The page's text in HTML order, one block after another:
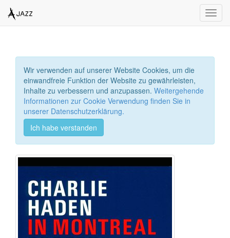
Wir verwenden auf unserer Website Cookies, um die
einwandfreie Funktion der Website zu gewährleisten,
Inhalte zu verbessern und anzupassen. Weitergehende
Informationen zur Cookie Verwendung finden Sie in
unserer Datenschutzerklärung.
Ich habe verstanden